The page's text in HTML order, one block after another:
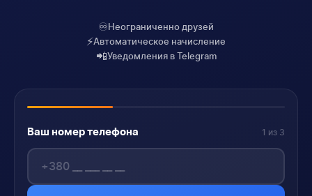
♾️Неограниченно друзей
⚡Автоматическое начисление
📲Уведомления в Telegram
Ваш номер телефона 1 из 3